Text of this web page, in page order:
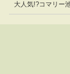
大人気!?コマリー